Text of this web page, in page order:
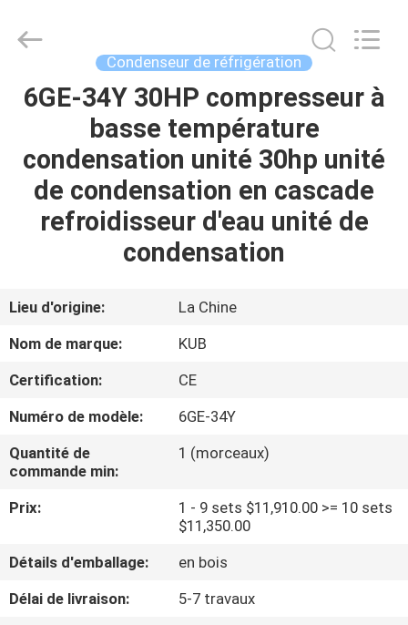
MAISON
PRODUITS
AU
SUJET
NOUS
VISITE
D'USINE
DE
QUALITÉ
Reserved.
Condenseur de réfrigération
6GE-34Y 30HP compresseur à
basse température
condensation unité 30hp unité
de condensation en cascade
refroidisseur d'eau unité de
condensation
Lieu d'origine:
La Chine
Nom de marque:
KUB
Certification:
CE
Numéro de modèle:
6GE-34Y
Quantité de
commande min:
1 (morceaux)
Prix:
1 - 9 sets $11,910.00 >= 10 sets
$11,350.00
Détails d'emballage:
en bois
Délai de livraison:
5-7 travaux